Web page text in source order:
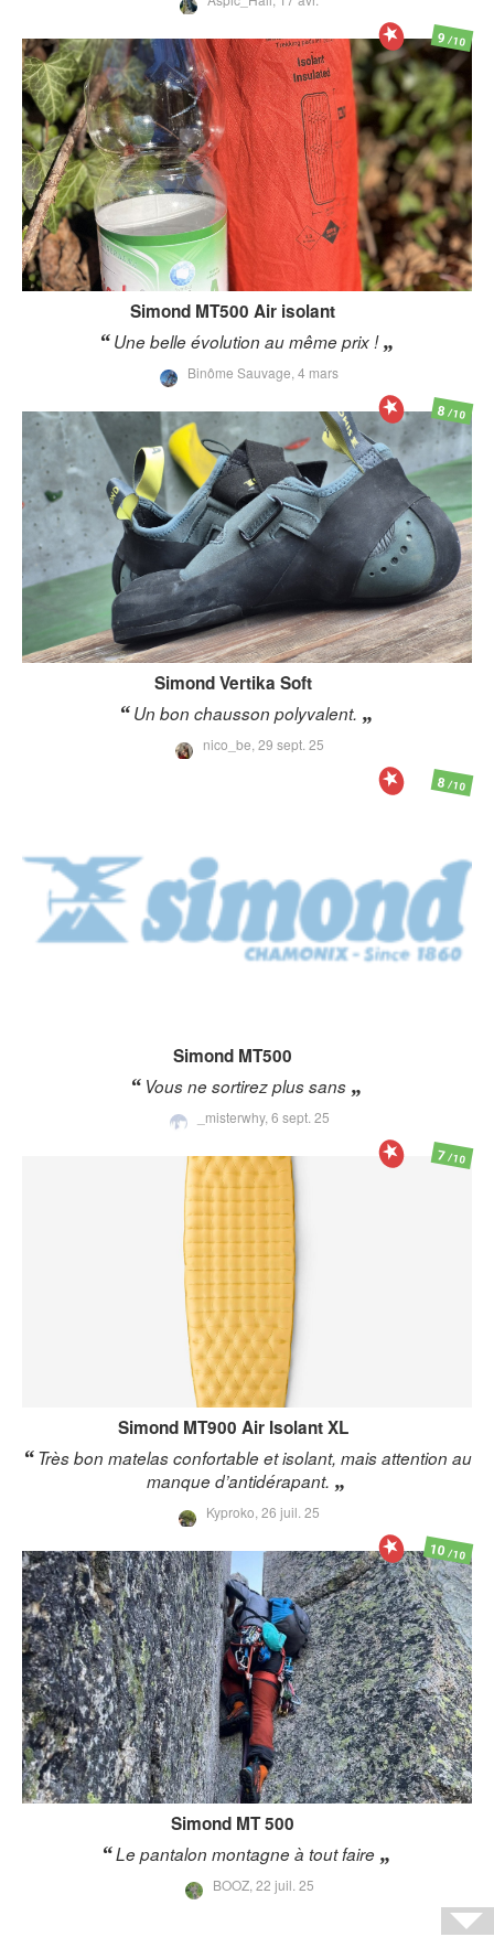
Simond MT500 Air isolant
Une belle évolution au même prix !
Binôme Sauvage, 4 mars
9/10
Simond Vertika Soft
Un bon chausson polyvalent.
nico_be, 29 sept. 25
8/10
Simond MT500
Vous ne sortirez plus sans
_misterwhy, 6 sept. 25
8/10
Simond MT900 Air Isolant XL
Très bon matelas confortable et isolant, mais attention au
manque d’antidérapant.
Kyproko, 26 juil. 25
7/10
Simond MT 500
Le pantalon montagne à tout faire
BOOZ, 22 juil. 25
10/10